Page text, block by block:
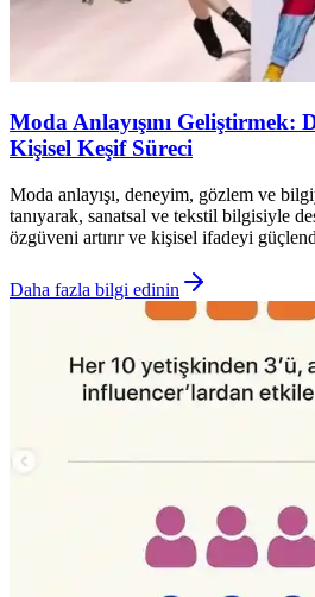
Moda Anlayışını Geliştirmek:
Kişisel Keşif Süreci
Moda anlayışı, deneyim, gözlem ve
tanıyarak, sanatsal ve tekstil bilgisiyle
özgüveni artırır ve kişisel ifadeyi
Daha fazla bilgi edinin